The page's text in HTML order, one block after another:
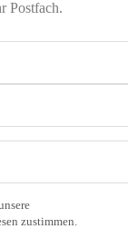
Postfach.
zustimmen.